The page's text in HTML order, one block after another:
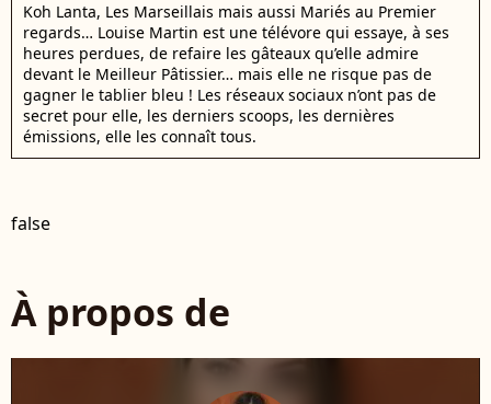
Koh Lanta, Les Marseillais mais aussi Mariés au Premier
regards… Louise Martin est une télévore qui essaye, à ses
heures perdues, de refaire les gâteaux qu’elle admire
devant le Meilleur Pâtissier… mais elle ne risque pas de
gagner le tablier bleu ! Les réseaux sociaux n’ont pas de
secret pour elle, les derniers scoops, les dernières
émissions, elle les connaît tous.
false
À propos de